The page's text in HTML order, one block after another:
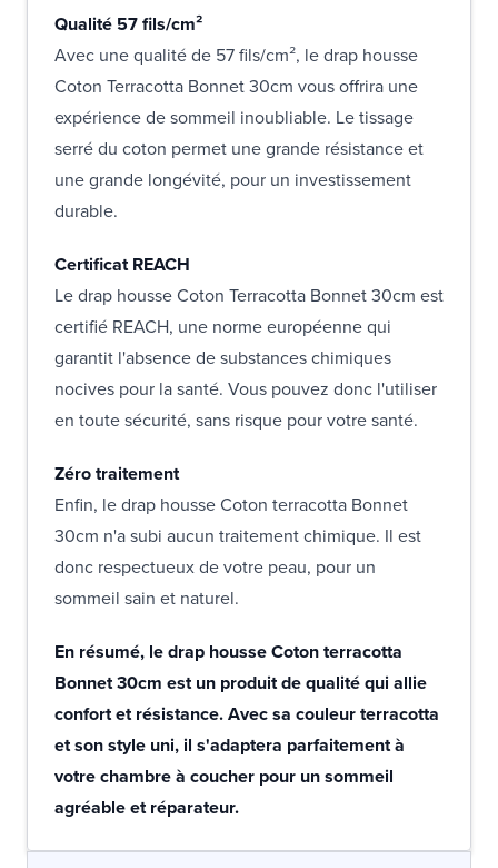
Qualité 57 fils/cm²
Avec une qualité de 57 fils/cm², le drap housse
Coton Terracotta Bonnet 30cm vous offrira une
expérience de sommeil inoubliable. Le tissage
serré du coton permet une grande résistance et
une grande longévité, pour un investissement
durable.
Certificat REACH
Le drap housse Coton Terracotta Bonnet 30cm est
certifié REACH, une norme européenne qui
garantit l'absence de substances chimiques
nocives pour la santé. Vous pouvez donc l'utiliser
en toute sécurité, sans risque pour votre santé.
Zéro traitement
Enfin, le drap housse Coton terracotta Bonnet
30cm n'a subi aucun traitement chimique. Il est
donc respectueux de votre peau, pour un
sommeil sain et naturel.
En résumé, le drap housse Coton terracotta
Bonnet 30cm est un produit de qualité qui allie
confort et résistance. Avec sa couleur terracotta
et son style uni, il s'adaptera parfaitement à
votre chambre à coucher pour un sommeil
agréable et réparateur.